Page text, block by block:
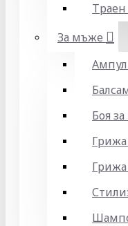
За мъже
Боя за
Грижа
Грижа